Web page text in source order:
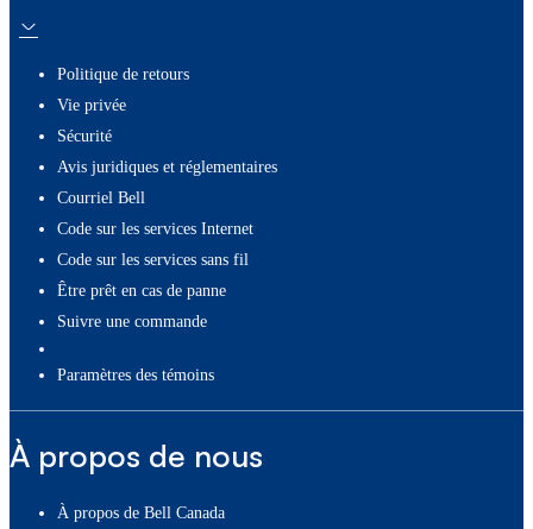
Politique de retours
Vie privée
Sécurité
Avis juridiques et réglementaires
Courriel Bell
Code sur les services Internet
Code sur les services sans fil
Être prêt en cas de panne
Suivre une commande
paramètres des témoins
À propos de nous
À propos de Bell Canada